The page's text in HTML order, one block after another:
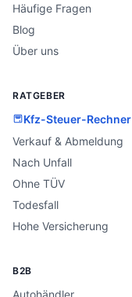
Häufige Fragen
Blog
Über uns
RATGEBER
Kfz-Steuer-Rechner
Verkauf & Abmeldung
Nach Unfall
Ohne TÜV
Todesfall
Hohe Versicherung
B2B
Autohändler